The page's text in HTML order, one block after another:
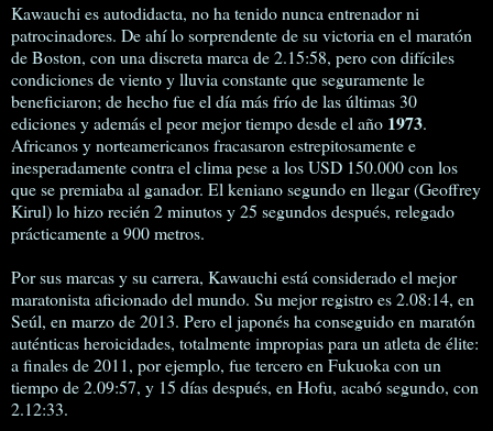
Kawauchi es autodidacta, no ha tenido nunca entrenador ni
patrocinadores. De ahí lo sorprendente de su victoria en el maratón
de Boston, con una discreta marca de 2.15:58, pero con difíciles
condiciones de viento y lluvia constante que seguramente le
beneficiaron; de hecho fue el día más frío de las últimas 30
ediciones y además el peor mejor tiempo desde el año 1973.
Africanos y norteamericanos fracasaron estrepitosamente e
inesperadamente contra el clima pese a los USD 150.000 con los
que se premiaba al ganador. El keniano segundo en llegar (Geoffrey
Kirul) lo hizo recién 2 minutos y 25 segundos después, relegado
prácticamente a 900 metros.
Por sus marcas y su carrera, Kawauchi está considerado el mejor
maratonista aficionado del mundo. Su mejor registro es 2.08:14, en
Seúl, en marzo de 2013. Pero el japonés ha conseguido en maratón
auténticas heroicidades, totalmente impropias para un atleta de élite:
a finales de 2011, por ejemplo, fue tercero en Fukuoka con un
tiempo de 2.09:57, y 15 días después, en Hofu, acabó segundo, con
2.12:33.